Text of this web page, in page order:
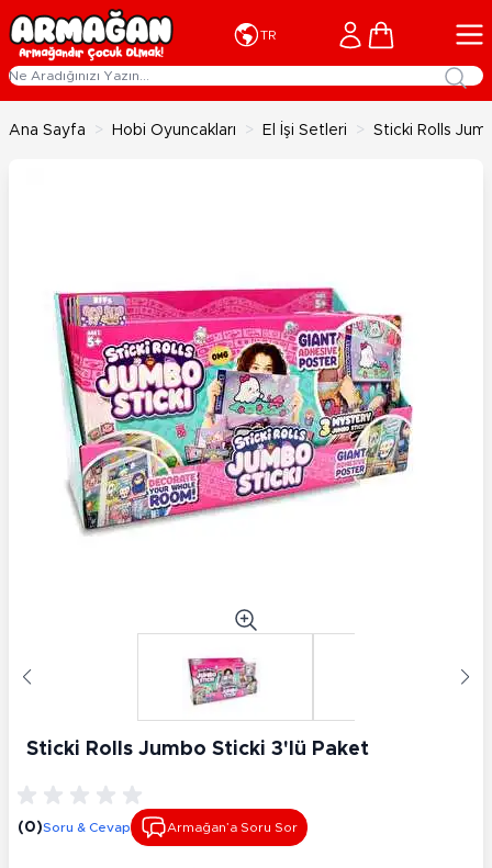
İçeriğe geç
TR Cart
Ana Sayfa > Hobi Oyuncakları > El İşi Setleri > Sticki Rolls
Sticki Rolls Jumbo Sticki 3'lü Paket
(0)Soru & Cevap Armağan’a Soru Sor